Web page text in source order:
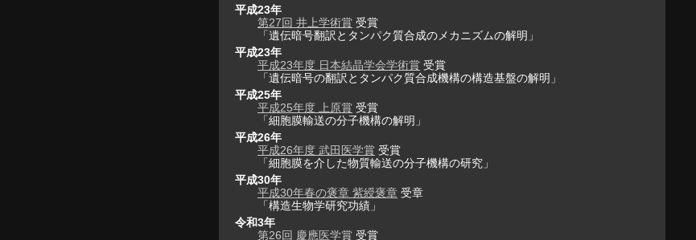
平成23年
第27回 井上学術賞 受賞
「遺伝暗号翻訳とタンパク質合成のメカニズムの解明」
平成23年
平成23年度 日本結晶学会学術賞 受賞
「遺伝暗号の翻訳とタンパク質合成機構の構造基盤の解明」
平成25年
平成25年度 上原賞 受賞
「細胞膜輸送の分子機構の解明」
平成26年
平成26年度 武田医学賞 受賞
「細胞膜を介した物質輸送の分子機構の研究」
平成30年
平成30年春の褒章 紫綬褒章 受章
「構造生物学研究功績」
令和3年
第26回 慶應医学賞 受賞